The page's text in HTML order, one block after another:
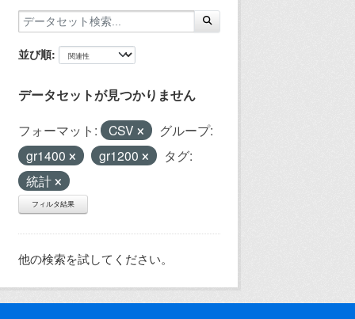
並び順
データセットが見つかりません
フォーマット: CSV
グループ:
gr1400
gr1200
タグ:
統計
フィルタ結果
他の検索を試してください。